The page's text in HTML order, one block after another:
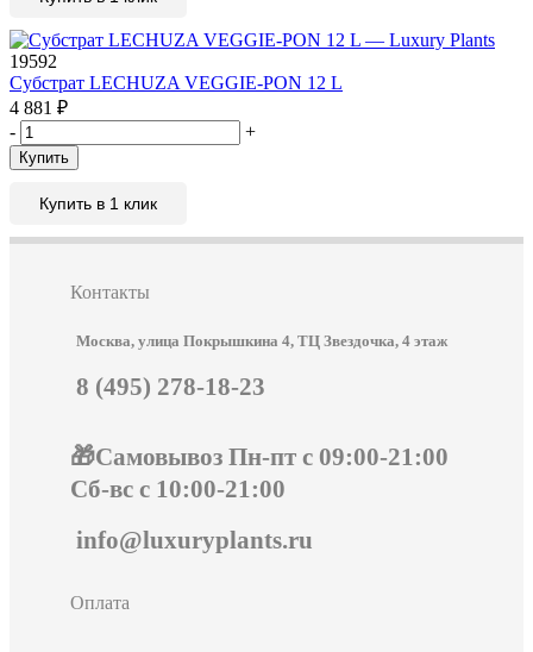
19592
Субстрат LECHUZA VEGGIE-PON 12 L
4 881 ₽
-
+
Купить
Купить в 1 клик
Контакты
Москва, улица Покрышкина 4, ТЦ Звездочка, 4 этаж
8 (495) 278-18-23
🎁Самовывоз Пн-пт с 09:00-21:00
Сб-вс с 10:00-21:00
info@luxuryplants.ru
Оплата